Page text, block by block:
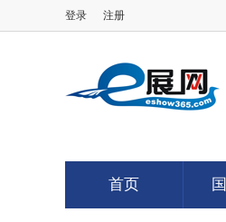
登录 注册
首页